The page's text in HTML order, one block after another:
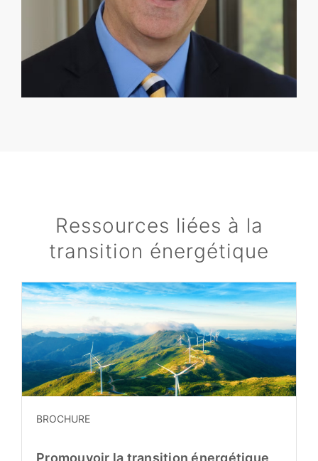
Ressources liées à la
transition énergétique
BROCHURE
Promouvoir la transition énergétique